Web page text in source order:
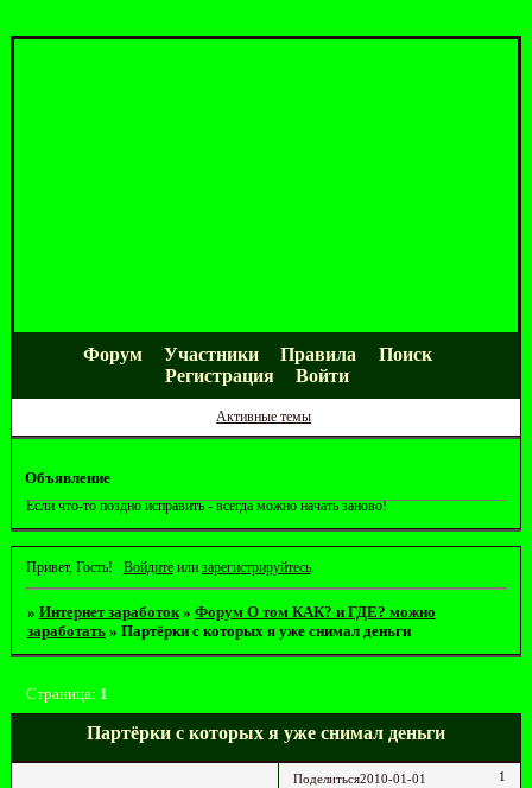
Форум Участники Правила
Поиск
Регистрация
Войти
Активные темы
Объявление
Если что-то поздно исправить - всегда можно начать заново!
Привет, Гость! Войдитеили зарегистрируйтесь.
» Интернет заработок » Форум О том КАК? и ГДЕ? можно
заработать » Партёрки с которых я уже снимал деньги
Партёрки с которых я уже снимал деньги
Страница: 1
Поделиться 1
2010-01-01